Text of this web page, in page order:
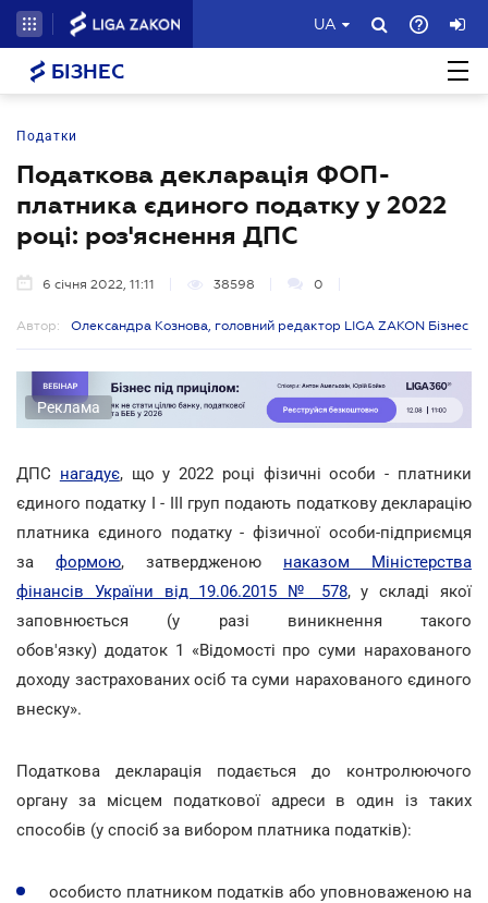
UA
БІЗНЕС
Податки
Податкова декларація ФОП-
платника єдиного податку у 2022
році: роз'яснення ДПС
6 січня 2022, 11:11 38598 0
Автор: Олександра Кознова, головний редактор LIGA ZAKON Бізнес
Реклама
ДПС нагадує, що у 2022 році фізичні особи - платники
єдиного податку I - III груп подають податкову декларацію
платника єдиного податку - фізичної особи-підприємця
за формою, затвердженою наказом Міністерства
фінансів України від 19.06.2015 № 578, у складі якої
заповнюється (у разі виникнення такого
обов'язку) додаток 1 «Відомості про суми нарахованого
доходу застрахованих осіб та суми нарахованого єдиного
внеску».
Податкова декларація подається до контролюючого
органу за місцем податкової адреси в один із таких
способів (у спосіб за вибором платника податків):
особисто платником податків або уповноваженою на